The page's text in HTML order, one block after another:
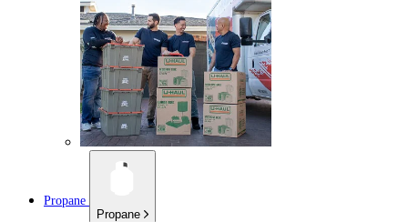
Propane
Propane